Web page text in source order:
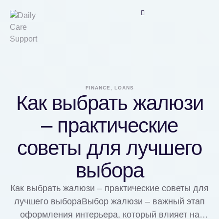
FINANCE, LOANS
Как выбрать жалюзи
– практические
советы для лучшего
выбора
Как выбрать жалюзи – практические советы для
лучшего выбораВыбор жалюзи – важный этап
оформления интерьера, который влияет на